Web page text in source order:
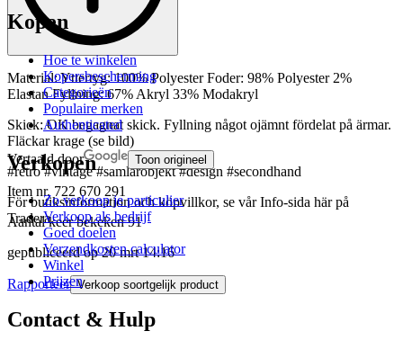
Material: Yttertyg: 100% Polyester Foder: 98% Polyester 2%
Elastan Fyllning: 67% Akryl 33% Modakryl
Skick: OK begagnat skick. Fyllning något ojämnt fördelat på ärmar.
Fläckar krage (se bild)
#retro #vintage #samlarobjekt #design #secondhand
För butiksinformation och köpvillkor, se vår Info-sida här på
Tradera.
Vertaald door Toon origineel
Item nr. 722 670 291
Aantal keer bekeken 91
gepubliceerd op 20 mrt 14:16
Rapporteer Verkoop soortgelijk product
Kopen
Hoe te winkelen
Kopersbescherming
Categorieën
Populaire merken
Authenticated
Verkopen
Zo verkoop je particulier
Verkoop als bedrijf
Goed doelen
Verzendkosten calculator
Winkel
Prijzen
Contact & Hulp